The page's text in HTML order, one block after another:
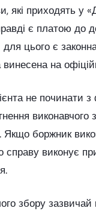
які приходять у
є платою до
для цього є
на
не починати
Якщо боржник
виконує
збору